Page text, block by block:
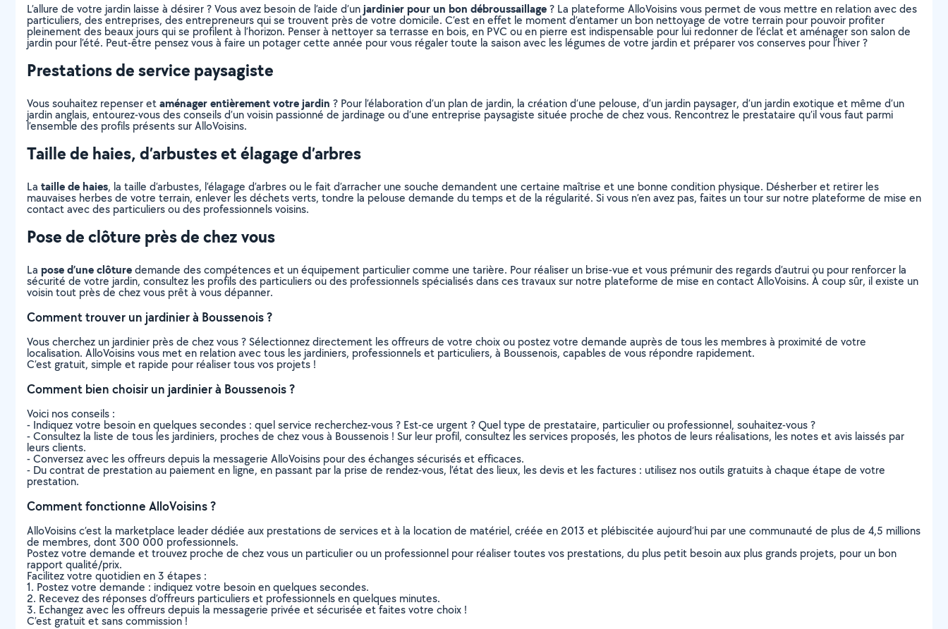
L’allure de votre jardin laisse à désirer ? Vous avez besoin de l’aide d’unjardinier pour un bon débroussaillage? La plateforme AlloVoisins vous permet de vous mettre en relation avec des
particuliers, des entreprises, des entrepreneurs qui se trouvent près de votre domicile. C’est en effet le moment d’entamer un bon nettoyage de votre terrain pour pouvoir profiter
pleinement des beaux jours qui se profilent à l’horizon. Penser à nettoyer sa terrasse en bois, en PVC ou en pierre est indispensable pour lui redonner de l’éclat et aménager son salon de
jardin pour l’été. Peut-être pensez vous à faire un potager cette année pour vous régaler toute la saison avec les légumes de votre jardin et préparer vos conserves pour l’hiver ?
Prestations de service paysagiste
Vous souhaitez repenser etaménager entièrement votre jardin ? Pour l’élaboration d’un plan de jardin, la création d’une pelouse, d’un jardin paysager, d’un jardin exotique et même d’un
jardin anglais, entourez-vous des conseils d’un voisin passionné de jardinage ou d’une entreprise paysagiste située proche de chez vous. Rencontrez le prestataire qu’il vous faut parmi
l’ensemble des profils présents sur AlloVoisins.
Taille de haies, d’arbustes et élagage d’arbres
La taille de haies, la taille d’arbustes, l’élagage d’arbres ou le fait d’arracher une souche demandent une certaine maîtrise et une bonne condition physique. Désherber et retirer les
mauvaises herbes de votre terrain, enlever les déchets verts, tondre la pelouse demande du temps et de la régularité. Si vous n’en avez pas, faites un tour sur notre plateforme de mise en
contact avec des particuliers ou des professionnels voisins.
Pose de clôture près de chez vous
La pose d’une clôturedemande des compétences et un équipement particulier comme une tarière. Pour réaliser un brise-vue et vous prémunir des regards d’autrui ou pour renforcer la
sécurité de votre jardin, consultez les profils des particuliers ou des professionnels spécialisés dans ces travaux sur notre plateforme de mise en contact AlloVoisins. À coup sûr, il existe un
voisin tout près de chez vous prêt à vous dépanner.
Comment trouver un jardinier à Boussenois ?
Vous cherchez un jardinier près de chez vous ? Sélectionnez directement les offreurs de votre choix ou postez votre demande auprès de tous les membres à proximité de votre
localisation. AlloVoisins vous met en relation avec tous les jardiniers, professionnels et particuliers, à Boussenois, capables de vous répondre rapidement.
C’est gratuit, simple et rapide pour réaliser tous vos projets !
Comment bien choisir un jardinier à Boussenois ?
Voici nos conseils :
- Indiquez votre besoin en quelques secondes : quel service recherchez-vous ? Est-ce urgent ? Quel type de prestataire, particulier ou professionnel, souhaitez-vous ?
- Consultez la liste de tous les jardiniers, proches de chez vous à Boussenois ! Sur leur profil, consultez les services proposés, les photos de leurs réalisations, les notes et avis laissés par
leurs clients.
- Conversez avec les offreurs depuis la messagerie AlloVoisins pour des échanges sécurisés et efficaces.
- Du contrat de prestation au paiement en ligne, en passant par la prise de rendez-vous, l’état des lieux, les devis et les factures : utilisez nos outils gratuits à chaque étape de votre
prestation.
Comment fonctionne AlloVoisins ?
AlloVoisins c’est la marketplace leader dédiée aux prestations de services et à la location de matériel, créée en 2013 et plébiscitée aujourd’hui par une communauté de plus de 4,5 millions
de membres, dont 300 000 professionnels.
Postez votre demande et trouvez proche de chez vous un particulier ou un professionnel pour réaliser toutes vos prestations, du plus petit besoin aux plus grands projets, pour un bon
rapport qualité/prix.
Facilitez votre quotidien en 3 étapes :
1. Postez votre demande : indiquez votre besoin en quelques secondes.
2. Recevez des réponses d’offreurs particuliers et professionnels en quelques minutes.
3. Echangez avec les offreurs depuis la messagerie privée et sécurisée et faites votre choix !
C’est gratuit et sans commission !